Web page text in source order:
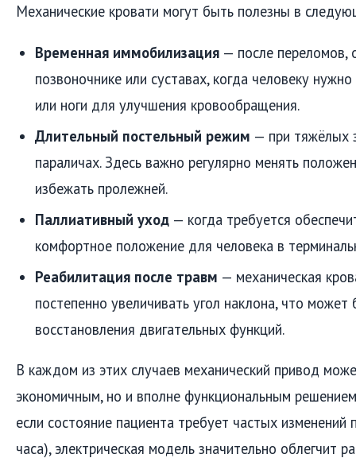
Механические кровати могут быть полезны в
Временная иммобилизация — после переломов,
позвоночнике или суставах, когда человеку
или ноги для улучшения кровообращения.
Длительный постельный режим — при тяжёлых
параличах. Здесь важно регулярно менять
избежать пролежней.
Паллиативный уход — когда требуется
комфортное положение для человека в
Реабилитация после травм — механическая
постепенно увеличивать угол наклона, что
восстановления двигательных функций.
В каждом из этих случаев механический привод
экономичным, но и вполне функциональным
если состояние пациента требует частых
часа), электрическая модель значительно облегчит